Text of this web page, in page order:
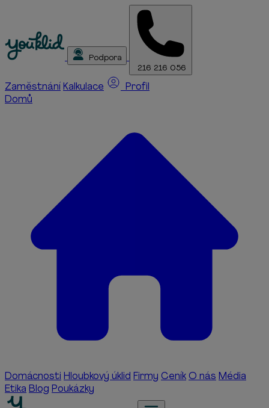
Podpora
216 216 056
Zaměstnání Kalkulace
Profil
Domů
Domácnosti Hloubkový úklid Firmy Ceník O nás Média
Etika Blog Poukázky